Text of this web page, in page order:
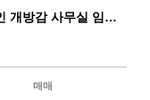
✅탁트인 개방감 사무실 임대 전용 25평 1000 /75 (조정가능)
매매